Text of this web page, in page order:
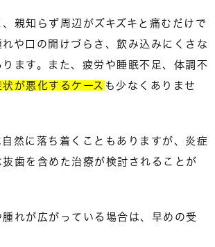
親知らず周辺がズキズキと痛むだけで
や口の開けづらさ、飲み込みにくさな
ます。また、疲労や睡眠不足、体調不
状が悪化するケース も少なくありませ
然に落ち着くこともありますが、炎症
歯を含めた治療が検討されることが
れが広がっている場合は、 早めの受